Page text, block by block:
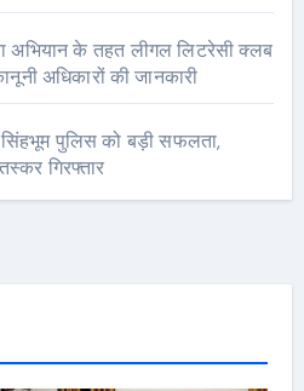
अभियान के तहत लीगल लिटरेसी क्लब
अधिकारों की जानकारी
सिंहभूम पुलिस को बड़ी सफलता,
गिरफ्तार